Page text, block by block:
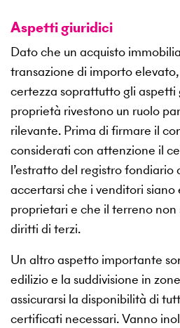
Aspetti giuridici
Dato che un acquisto
transazione di importo
certezza soprattutto gli aspetti
proprietà rivestono un ruolo
rilevante. Prima di firmare il
considerati con attenzione il
l’estratto del registro fondiario
accertarsi che i venditori
proprietari e che il terreno
diritti di terzi.
Un altro aspetto importante
edilizio e la suddivisione in
assicurarsi la disponibilità di
certificati necessari. Vanno